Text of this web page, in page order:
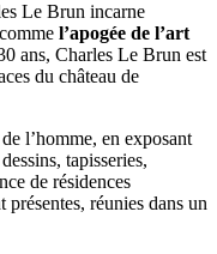
Le Brun incarne
l’apogée de l’art
ans, Charles Le Brun est
du château de
l’homme, en exposant
tapisseries,
de résidences
réunies dans un